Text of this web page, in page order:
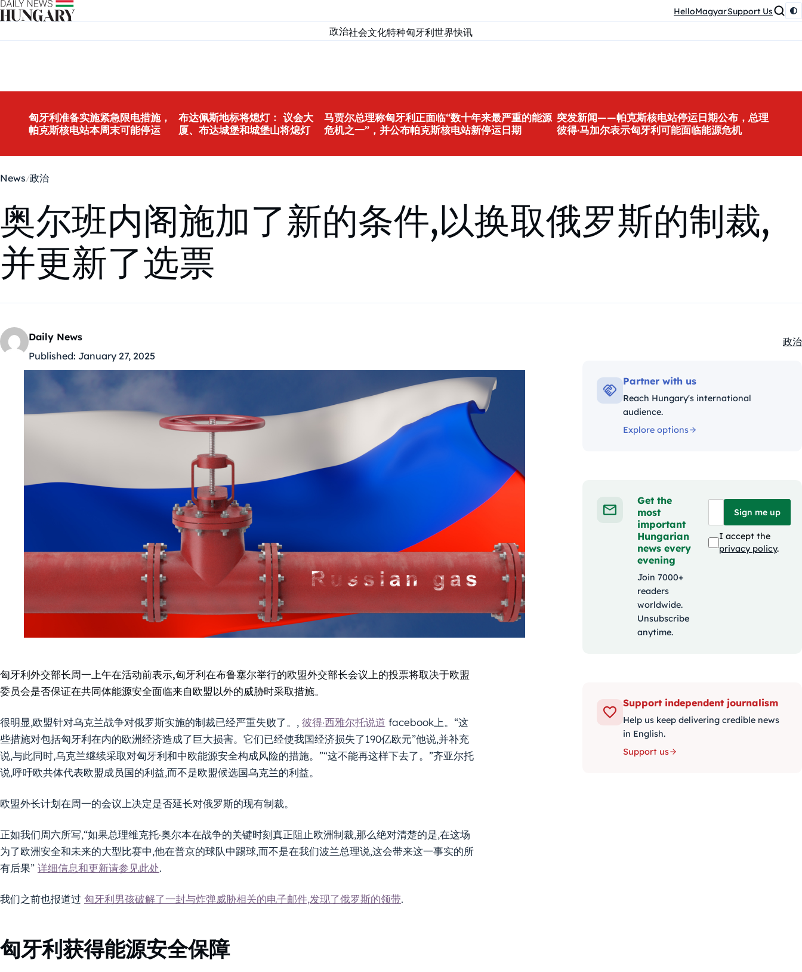
Skip to content HelloMagyarSupport Us
政治社会文化特种匈牙利世界快讯
匈牙利准备实施紧急限电措施，
帕克斯核电站本周末可能停运
布达佩斯地标将熄灯： 议会大
厦、布达城堡和城堡山将熄灯
马贾尔总理称匈牙利正面临“数十年来最严重的能源
危机之一”，并公布帕克斯核电站新停运日期
突发新闻——帕克斯核电站停运日期公布，总理
彼得·马加尔表示匈牙利可能面临能源危机
News 政治
奥尔班内阁施加了新的条件,以换取俄罗斯的制裁,
并更新了选票
Daily News
Published: January 27, 2025
政治
匈牙利外交部长周一上午在活动前表示,匈牙利在布鲁塞尔举行的欧盟外交部长会议上的投票将取决于欧盟
委员会是否保证在共同体能源安全面临来自欧盟以外的威胁时采取措施。
很明显,欧盟针对乌克兰战争对俄罗斯实施的制裁已经严重失败了。, 彼得·西雅尔托说道 facebook上。“这
些措施对包括匈牙利在内的欧洲经济造成了巨大损害。它们已经使我国经济损失了190亿欧元”他说,并补充
说,与此同时,乌克兰继续采取对匈牙利和中欧能源安全构成风险的措施。”“这不能再这样下去了。”齐亚尔托
说,呼吁欧共体代表欧盟成员国的利益,而不是欧盟候选国乌克兰的利益。
欧盟外长计划在周一的会议上决定是否延长对俄罗斯的现有制裁。
正如我们周六所写,“如果总理维克托·奥尔本在战争的关键时刻真正阻止欧洲制裁,那么绝对清楚的是,在这场
为了欧洲安全和未来的大型比赛中,他在普京的球队中踢球,而不是在我们波兰总理说,这会带来这一事实的所
有后果” 详细信息和更新请参见此处.
我们之前也报道过 匈牙利男孩破解了一封与炸弹威胁相关的电子邮件,发现了俄罗斯的领带.
匈牙利获得能源安全保障
Partner with us
Reach Hungary's international
audience.
Explore options
Get the
most
important
Hungarian
news every
evening
Join 7000+
readers
worldwide.
Unsubscribe
anytime.
Sign me up
I accept the
privacy policy.
Support independent journalism
Help us keep delivering credible news
in English.
Support us